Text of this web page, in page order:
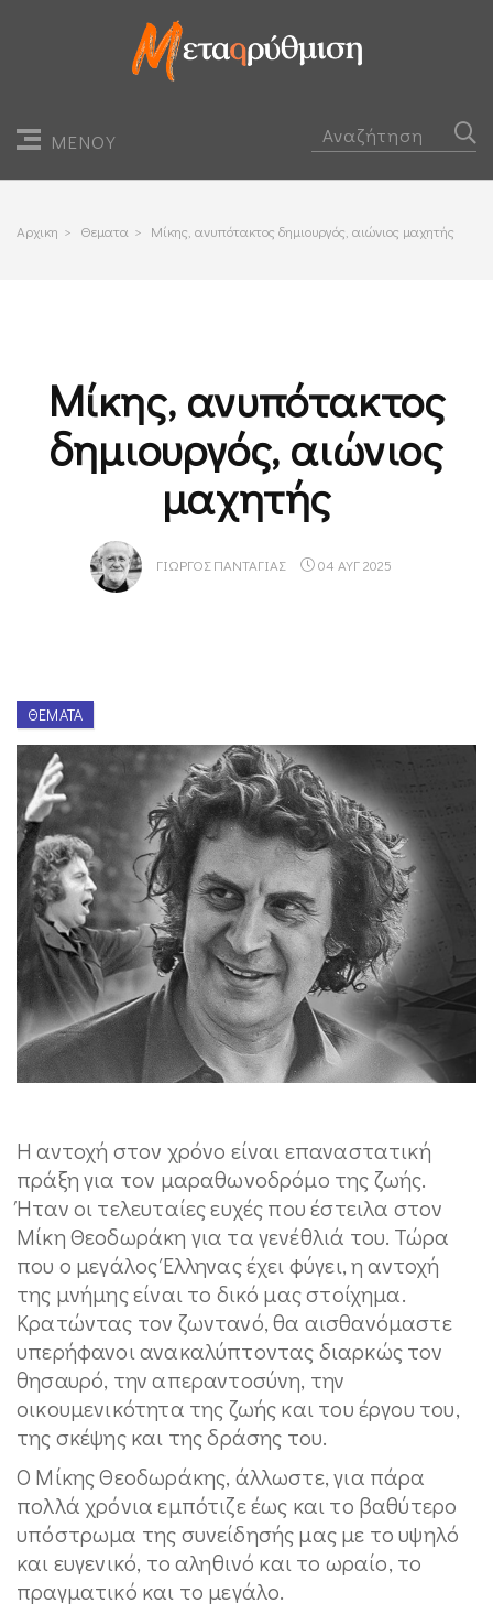
ΜΕΝΟΥ
Αρχικη > Θεματα > Μίκης, ανυπότακτος δημιουργός, αιώνιος μαχητής
Μίκης, ανυπότακτος
δημιουργός, αιώνιος
μαχητής
ΓΙΏΡΓΟΣ ΠΑΝΤΑΓΙΆΣ 04 ΑΥΓ 2025
ΘΈΜΑΤΑ
Η αντοχή στον χρόνο είναι επαναστατική
πράξη για τον μαραθωνοδρόμο της ζωής.
Ήταν οι τελευταίες ευχές που έστειλα στον
Μίκη Θεοδωράκη για τα γενέθλιά του. Τώρα
που ο μεγάλος Έλληνας έχει φύγει, η αντοχή
της μνήμης είναι το δικό μας στοίχημα.
Κρατώντας τον ζωντανό, θα αισθανόμαστε
υπερήφανοι ανακαλύπτοντας διαρκώς τον
θησαυρό, την απεραντοσύνη, την
οικουμενικότητα της ζωής και του έργου του,
της σκέψης και της δράσης του.
Ο Μίκης Θεοδωράκης, άλλωστε, για πάρα
πολλά χρόνια εμπότιζε έως και το βαθύτερο
υπόστρωμα της συνείδησής μας με το υψηλό
και ευγενικό, το αληθινό και το ωραίο, το
πραγματικό και το μεγάλο.